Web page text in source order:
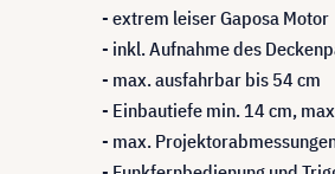
- extrem leiser Gaposa Motor
- inkl. Aufnahme des
- max. ausfahrbar bis 54 cm
- Einbautiefe min. 14 cm,
- max.